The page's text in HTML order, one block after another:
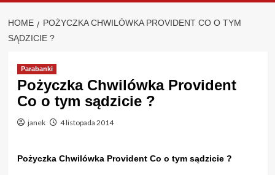
HOME
POŻYCZKA CHWILÓWKA PROVIDENT CO O TYM
SĄDZICIE ?
Parabanki
Pożyczka Chwilówka Provident
Co o tym sądzicie ?
janek 4 listopada 2014
Pożyczka Chwilówka Provident Co o tym sądzicie ?